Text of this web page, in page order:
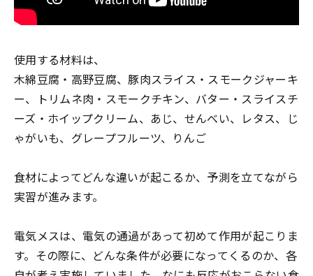
使用する材料は、
木綿豆腐・高野豆腐、豚肉スライス・スモークジャーキ
ー、トリムネ肉・スモークチキン、バター・スライスチ
ーズ・ホイップクリーム、あじ、せんべい、レタス、じ
ゃがいも、グレープフルーツ、りんご
食材によってどんな違いが起こるか、予測を立てながら
実習が進みます。
電気メスは、電気の通過があって初めて作用が起こりま
す。その際に、どんな条件が必要になってくるのか、各